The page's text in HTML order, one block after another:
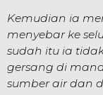
Ke­mudian ia
menyebar ke
sudah itu ia
gersang di
sumber air dan